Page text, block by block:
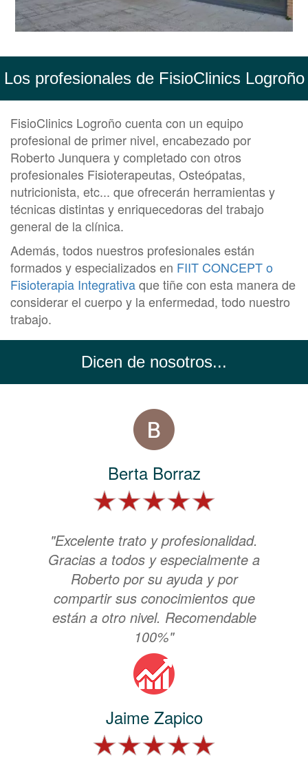
Los profesionales de FisioClinics Logroño
FisioClinics Logroño cuenta con un equipo
profesional de primer nivel, encabezado por
Roberto Junquera y completado con otros
profesionales Fisioterapeutas, Osteópatas,
nutricionista, etc... que ofrecerán herramientas y
técnicas distintas y enriquecedoras del trabajo
general de la clínica.
Además, todos nuestros profesionales están
formados y especializados en FIIT CONCEPT o
Fisioterapia Integrativaque tiñe con esta manera de
considerar el cuerpo y la enfermedad, todo nuestro
trabajo.
Dicen de nosotros...
Berta Borraz
"Excelente trato y profesionalidad.
Gracias a todos y especialmente a
Roberto por su ayuda y por
compartir sus conocimientos que
están a otro nivel. Recomendable
100%"
Jaime Zapico